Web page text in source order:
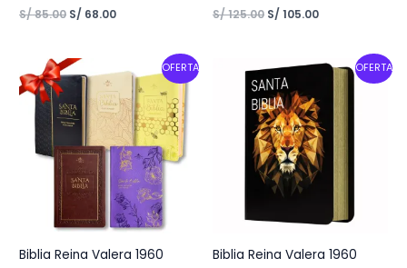
S/85.00 S/ 68.00 S/125.00 S/ 105.00
OFERTA
Biblia Reina Valera 1960
Original
price
was:
S/ 425.00.
Current
price
is:
S/ 300.00.
OFERTA
Biblia Reina Valera 1960
Original
price
was:
S/ 120.00.
Current
S/ 105.00.